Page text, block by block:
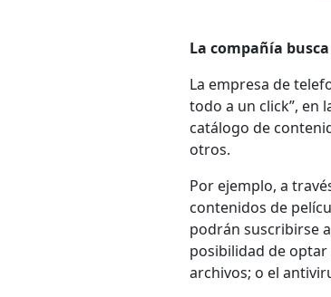
La compañía
La empresa de
todo a un click”, en
catálogo de
otros.
Por ejemplo, a
contenidos de
podrán suscribirse
posibilidad de optar
archivos; o el